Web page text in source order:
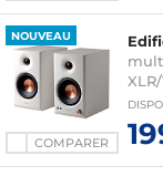
NOUVEAU
COMPARER
DISPO